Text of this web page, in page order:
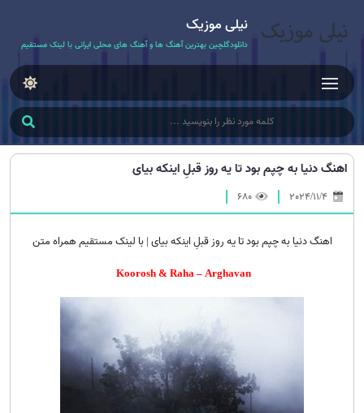
نیلی موزیک
دانلودگلچین بهترین آهنگ ها و آهنگ های محلی ایرانی با لینک مستقیم
اهنگ دنیا به چپم بود تا یه روز قبلِ اینکه بیای
680
اهنگ دنیا به چپم بود تا یه روز قبلِ اینکه بیای | با لینک مستقیم همراه متن
Koorosh & Raha – Arghavan